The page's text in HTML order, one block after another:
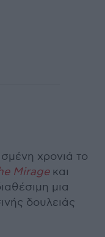
χρονιά το
Mirageκαι
μια
δουλειάς